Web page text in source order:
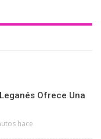
Ofrece Una
hace